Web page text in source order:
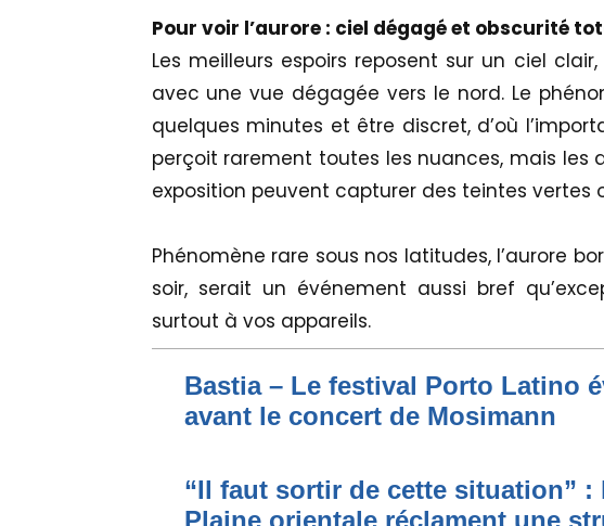
Pour voir l’aurore : ciel dégagé et obscurité
Les meilleurs espoirs reposent sur un ciel
avec une vue dégagée vers le nord. Le
quelques minutes et être discret, d’où
perçoit rarement toutes les nuances, mais les
exposition peuvent capturer des teintes vertes
Phénomène rare sous nos latitudes, l’aurore
soir, serait un événement aussi bref
surtout à vos appareils.
Bastia – Le festival Porto Latino
avant le concert de Mosimann
“Il faut sortir de cette situation” :
Plaine orientale réclament une